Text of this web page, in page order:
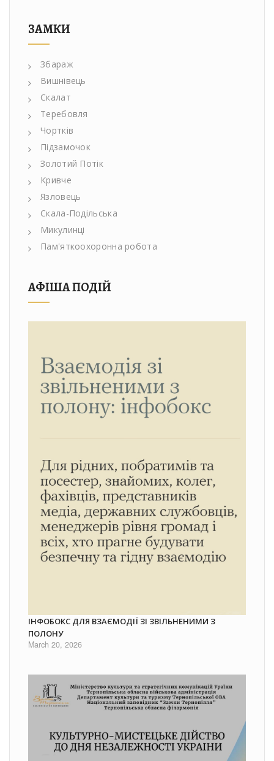
ЗАМКИ
Збараж
Вишнівець
Скалат
Теребовля
Чортків
Підзамочок
Золотий Потік
Кривче
Язловець
Скала-Подільська
Микулинці
Пам'яткоохоронна робота
АФІША ПОДІЙ
ІНФОБОКС ДЛЯ ВЗАЄМОДІЇ ЗІ ЗВІЛЬНЕНИМИ З
ПОЛОНУ
March 20, 2026